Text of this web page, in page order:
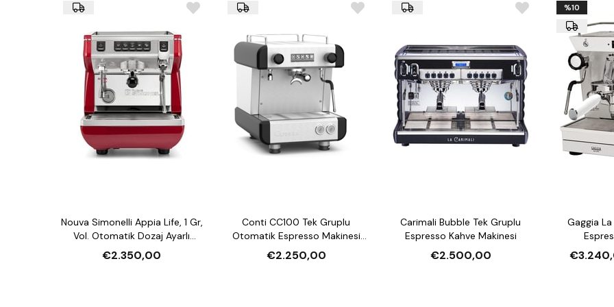
Boyutlar ve Yapı:Victoria
Makinesi, şık siyah tasarımı
hem de evde kullanım için
Bu makine, küçük ölçekli
ev baristaları için mükemmel
Eagle One Prima Volumetrik
kargo ve kurulum hizmetiyle
imkanı ile ödeme kolaylığı
Nouva Simonelli Appia Life, 1 Gr,
Vol. Otomatik Dozaj Ayarlı
Espresso Kahve Makinesi
€2.350,00
Conti CC100 Tek Gruplu
Otomatik Espresso Makinesi
Yüksek Şase
€2.250,00
Carimali Bubble Tek Gruplu
Espresso Kahve Makinesi
€2.500,00
Gaggia
%10